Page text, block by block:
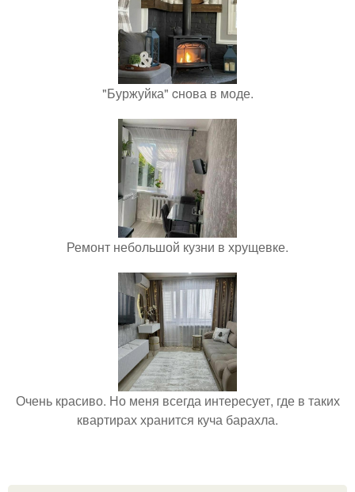
"Буржуйка" cнова в моде.
Ремонт небольшой кузни в хрущевке.
Очень красиво. Но меня всегда интересует, где в таких
квартирах хранится куча барахла.